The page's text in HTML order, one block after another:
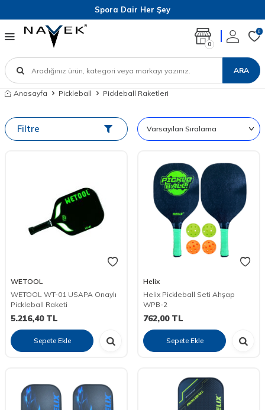
Spora Dair Her Şey
ARA
0
0
Anasayfa Pickleball Pickleball Raketleri
Filtre
WETOOL
WETOOL WT-01 USAPA Onaylı
Pickleball Raketi
5.216,40TL
Sepete Ekle
Helix
Helix Pickleball Seti Ahşap
WPB-2
762,00TL
Sepete Ekle